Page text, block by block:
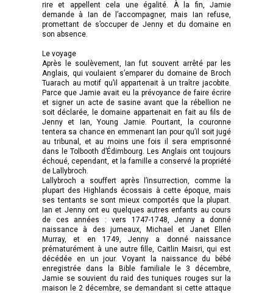
rire et appellent cela une égalité. À la fin, Jamie
demande à Ian de l’accompagner, mais Ian refuse,
promettant de s’occuper de Jenny et du domaine en
son absence.
Le voyage
Après le soulèvement, Ian fut souvent arrêté par les
Anglais, qui voulaient s’emparer du domaine de Broch
Tuarach au motif qu’il appartenait à un traître jacobite.
Parce que Jamie avait eu la prévoyance de faire écrire
et signer un acte de sasine avant que la rébellion ne
soit déclarée, le domaine appartenait en fait au fils de
Jenny et Ian, Young Jamie. Pourtant, la couronne
tentera sa chance en emmenant Ian pour qu’il soit jugé
au tribunal, et au moins une fois il sera emprisonné
dans le Tolbooth d’Édimbourg. Les Anglais ont toujours
échoué, cependant, et la famille a conservé la propriété
de Lallybroch.
Lallybroch a souffert après l’insurrection, comme la
plupart des Highlands écossais à cette époque, mais
ses tentants se sont mieux comportés que la plupart.
Ian et Jenny ont eu quelques autres enfants au cours
de ces années : vers 1747-1748, Jenny a donné
naissance à des jumeaux, Michael et Janet Ellen
Murray, et en 1749, Jenny a donné naissance
prématurément à une autre fille, Caitlin Maisri, qui est
décédée en un jour. Voyant la naissance du bébé
enregistrée dans la Bible familiale le 3 décembre,
Jamie se souvient du raid des tuniques rouges sur la
maison le 2 décembre, se demandant si cette attaque